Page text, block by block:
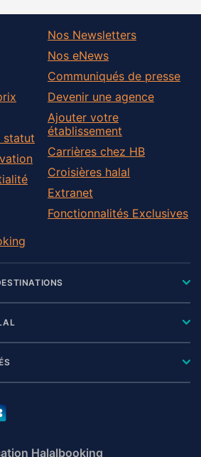
statut
Nos Newsletters
Nos eNews
Communiqués de presse
Devenir une agence
Ajouter votre
établissement
Carrières chez HB
Croisières halal
Extranet
Fonctionnalités Exclusives
Halalbooking